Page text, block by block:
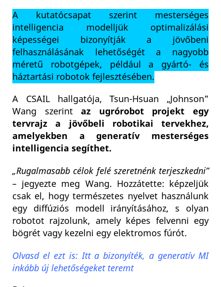
A kutatócsapat szerint mesterséges
intelligencia modelljük optimalizálási
képességei bizonyítják a jövőbeni
felhasználásának lehetőségét a nagyobb
méretű robotgépek, például a gyártó- és
háztartási robotok fejlesztésében.
A CSAIL hallgatója, Tsun-Hsuan „Johnson”
Wang szerintaz ugrórobot projekt egy
tervrajz a jövőbeli robotikai tervekhez,
amelyekben a generatív mesterséges
intelligencia segíthet.
„Rugalmasabb célok felé szeretnénk terjeszkedni”
– jegyezte meg Wang. Hozzátette: képzeljük
csak el, hogy természetes nyelvet használunk
egy diffúziós modell irányításához, s olyan
robotot rajzolunk, amely képes felvenni egy
bögrét vagy kezelni egy elektromos fúrót.
Olvasd el ezt is: Itt a bizonyíték, a generatív MI
inkább új lehetőségeket teremt